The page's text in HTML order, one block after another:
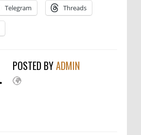
Telegram Threads
POSTED BYADMIN